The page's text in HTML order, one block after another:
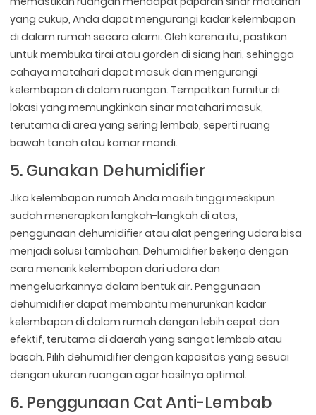
yang cukup, Anda dapat mengurangi kadar kelembapan
di dalam rumah secara alami. Oleh karena itu, pastikan
untuk membuka tirai atau gorden di siang hari, sehingga
cahaya matahari dapat masuk dan mengurangi
kelembapan di dalam ruangan. Tempatkan furnitur di
lokasi yang memungkinkan sinar matahari masuk,
terutama di area yang sering lembab, seperti ruang
bawah tanah atau kamar mandi.
5. Gunakan Dehumidifier
Jika kelembapan rumah Anda masih tinggi meskipun
sudah menerapkan langkah-langkah di atas,
penggunaan dehumidifier atau alat pengering udara bisa
menjadi solusi tambahan. Dehumidifier bekerja dengan
cara menarik kelembapan dari udara dan
mengeluarkannya dalam bentuk air. Penggunaan
dehumidifier dapat membantu menurunkan kadar
kelembapan di dalam rumah dengan lebih cepat dan
efektif, terutama di daerah yang sangat lembab atau
basah. Pilih dehumidifier dengan kapasitas yang sesuai
dengan ukuran ruangan agar hasilnya optimal.
6. Penggunaan Cat Anti-Lembab